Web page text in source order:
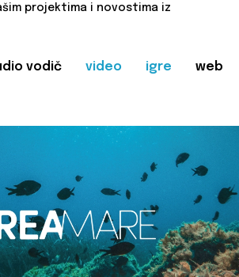
projektima i novostima iz
vodič video igre web